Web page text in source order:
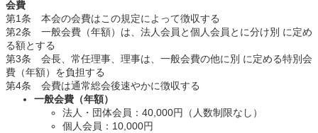
会費
第1条 本会の会費はこの規定によって徴収する
第2条 一般会費（年額）は、法人会員と個人会員とに分け別 に定め
る額とする
第3条 会長、常任理事、理事は、一般会費の他に別 に定める特別会
費（年額）を負担する
第4条 会費は通常総会後速やかに徴収する
一般会費（年額）
法人・団体会員：40,000円（人数制限なし）
個人会員：10,000円